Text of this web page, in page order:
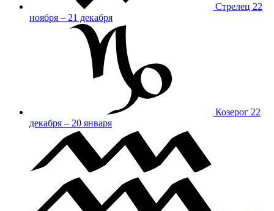
Стрелец 22
ноября – 21 декабря
Козерог 22
декабря – 20 января